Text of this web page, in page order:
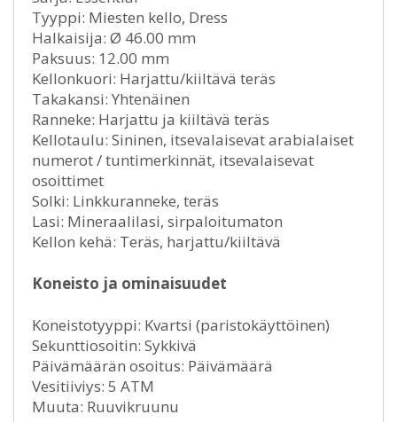
Tyyppi: Miesten kello, Dress
Halkaisija: Ø 46.00 mm
Paksuus: 12.00 mm
Kellonkuori: Harjattu/kiiltävä teräs
Takakansi: Yhtenäinen
Ranneke: Harjattu ja kiiltävä teräs
Kellotaulu: Sininen, itsevalaisevat arabialaiset
numerot / tuntimerkinnät, itsevalaisevat
osoittimet
Solki: Linkkuranneke, teräs
Lasi: Mineraalilasi, sirpaloitumaton
Kellon kehä: Teräs, harjattu/kiiltävä
Koneisto ja ominaisuudet
Koneistotyyppi: Kvartsi (paristokäyttöinen)
Sekunttiosoitin: Sykkivä
Päivämäärän osoitus: Päivämäärä
Vesitiiviys: 5 ATM
Muuta: Ruuvikruunu